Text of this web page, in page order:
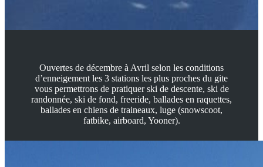
Ouvertes de décembre à Avril selon les conditions
d’enneigement les 3 stations les plus proches du gite
vous permettrons de pratiquer ski de descente, ski de
randonnée, ski de fond, freeride, ballades en raquettes,
ballades en chiens de traineaux, luge (snowscoot,
fatbike, airboard, Yooner).